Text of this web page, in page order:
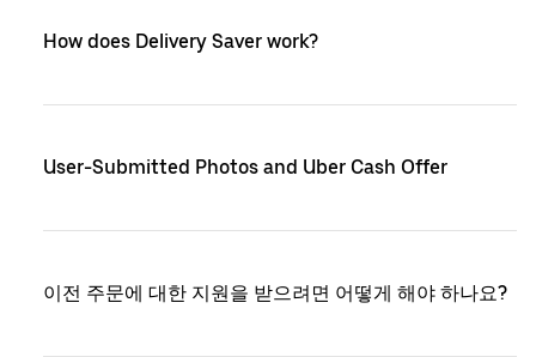
How does Delivery Saver work?
User-Submitted Photos and Uber Cash Offer
이전 주문에 대한 지원을 받으려면 어떻게 해야 하나요?